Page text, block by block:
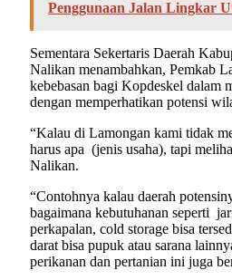
Penggunaan Jalan Lingkar
Sementara Sekertaris Daerah
Nalikan menambahkan, Pemkab
kebebasan bagi Kopdeskel dalam
dengan memperhatikan potensi
“Kalau di Lamongan kami tidak
harus apa (jenis usaha), tapi
Nalikan.
“Contohnya kalau daerah
bagaimana kebutuhanan seperti
perkapalan, cold storage bisa
darat bisa pupuk atau sarana
perikanan dan pertanian ini juga